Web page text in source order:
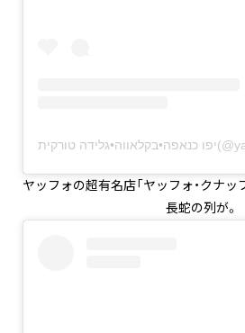
ヤッフォの超有名店「ヤッフォ・クナッ
長蛇の列が。